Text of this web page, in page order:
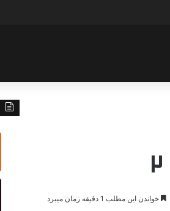
خواندن این مطلب 1 دقیقه زمان میبرد